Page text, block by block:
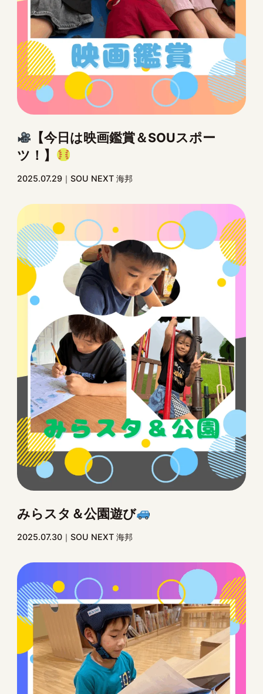
【今日は映画鑑賞＆SOUスポー
ツ！】
2025.07.29 SOU NEXT 海邦
みらスタ＆公園遊び
2025.07.30 SOU NEXT 海邦